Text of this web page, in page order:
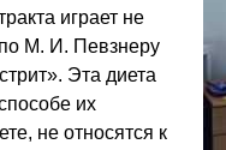
играет не
М. И. Певзнеру
Эта диета
их
не относятся к